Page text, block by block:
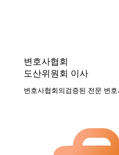
변호사협회
도산위원회 이사
변호사협회의 검증된 전문 변호